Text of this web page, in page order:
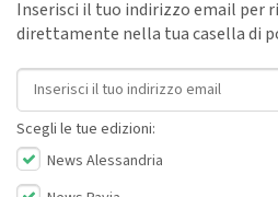
Inserisci il tuo indirizzo email per
direttamente nella tua casella di
Indirizzo email
Scegli le tue edizioni:
News Alessandria